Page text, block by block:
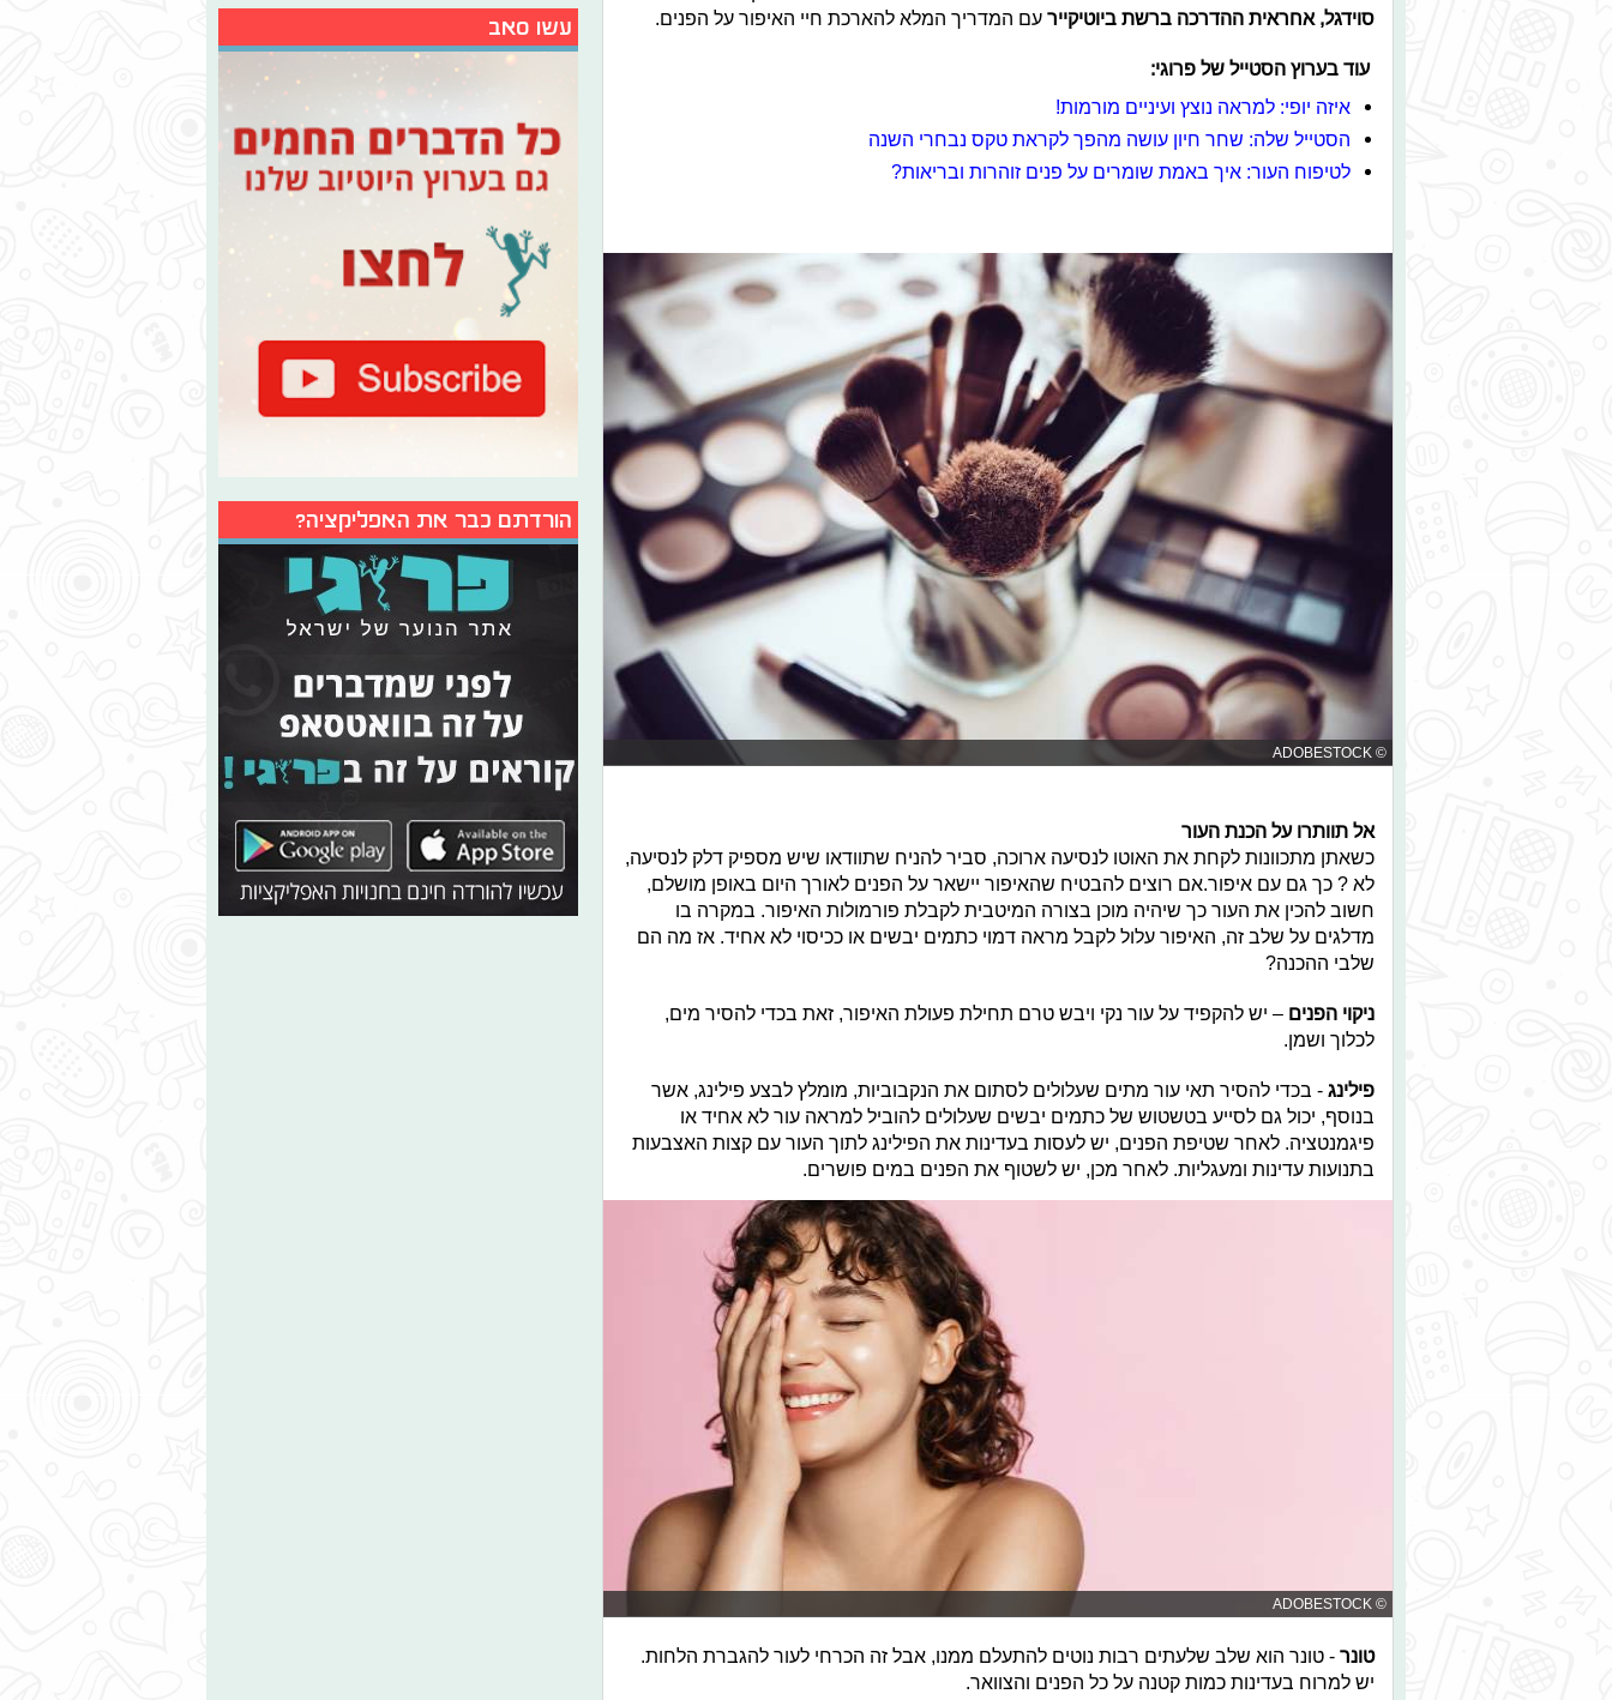
סוידגל, אחראית ההדרכה ברשת ביוטיקייר עם המדריך המלא להארכת חיי האיפור על הפנים.
עוד בערוץ הסטייל של פרוגי:
איזה יופי: למראה נוצץ ועיניים מורמות!
הסטייל שלה: שחר חיון עושה מהפך לקראת טקס נבחרי השנה
לטיפוח העור: איך באמת שומרים על פנים זוהרות ובריאות?
© ADOBESTOCK
אל תוותרו על הכנת העור
כשאתן מתכוונות לקחת את האוטו לנסיעה ארוכה, סביר להניח שתוודאו שיש מספיק דלק לנסיעה,
לא ? כך גם עם איפור.אם רוצים להבטיח שהאיפור יישאר על הפנים לאורך היום באופן מושלם,
חשוב להכין את העור כך שיהיה מוכן בצורה המיטבית לקבלת פורמולות האיפור. במקרה בו
מדלגים על שלב זה, האיפור עלול לקבל מראה דמוי כתמים יבשים או ככיסוי לא אחיד. אז מה הם
שלבי ההכנה?
ניקוי הפנים – יש להקפיד על עור נקי ויבש טרם תחילת פעולת האיפור, זאת בכדי להסיר מים,
לכלוך ושמן.
פילינג - בכדי להסיר תאי עור מתים שעלולים לסתום את הנקבוביות, מומלץ לבצע פילינג, אשר
בנוסף, יכול גם לסייע בטשטוש של כתמים יבשים שעלולים להוביל למראה עור לא אחיד או
פיגמנטציה. לאחר שטיפת הפנים, יש לעסות בעדינות את הפילינג לתוך העור עם קצות האצבעות
בתנועות עדינות ומעגליות. לאחר מכן, יש לשטוף את הפנים במים פושרים.
© ADOBESTOCK
טונר - טונר הוא שלב שלעתים רבות נוטים להתעלם ממנו, אבל זה הכרחי לעור להגברת הלחות.
יש למרוח בעדינות כמות קטנה על כל הפנים והצוואר.
עשו סאב
הורדתם כבר את האפליקציה?